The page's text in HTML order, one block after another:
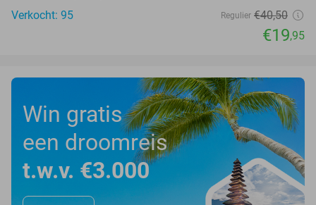
Verkocht: 95
Regulier €40,50
€19,95
Win gratis
een droomreis
t.w.v. €3.000